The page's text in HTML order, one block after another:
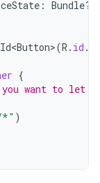
: Bundle?)
>(R . id .
{
want to let
*" )